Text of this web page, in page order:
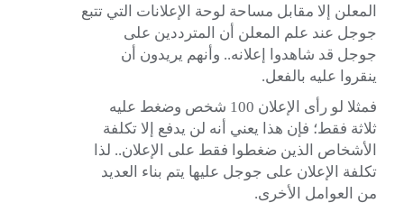
المعلن إلا مقابل مساحة لوحة الإعلانات التي تتبع
جوجل عند علم المعلن أن المترددين على
جوجل قد شاهدوا إعلانه.. وأنهم يريدون أن
ينقروا عليه بالفعل.
فمثلا لو رأى الإعلان 100 شخص وضغط عليه
ثلاثة فقط؛ فإن هذا يعني أنه لن يدفع إلا تكلفة
الأشخاص الذين ضغطوا فقط على الإعلان.. لذا
تكلفة الإعلان على جوجل عليها يتم بناء العديد
من العوامل الأخرى.